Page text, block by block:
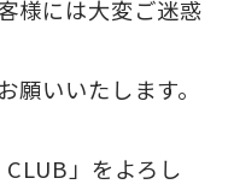
様には大変ご迷惑
願いいたします。
」をよろし